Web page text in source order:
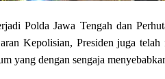
Polda Jawa Tengah dan
Kepolisian, Presiden juga telah
yang dengan sengaja